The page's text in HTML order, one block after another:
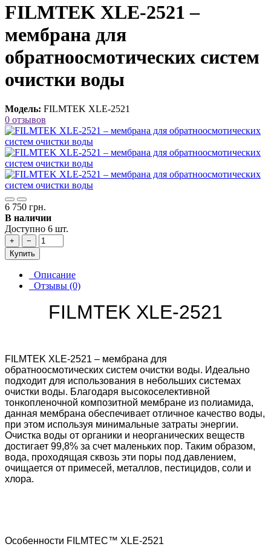
FILMTEK XLE-2521 –
мембрана для
обратноосмотических систем
очистки воды
Модель: FILMTEK XLE-2521
0 отзывов
6 750 грн.
В наличии
Доступно 6 шт.
+
−
Купить
Описание
Отзывы (0)
FILMTEK XLE-2521
FILMTEK XLE-2521 – мембрана для
обратноосмотических систем очистки воды. Идеально
подходит для использования в небольших системах
очистки воды. Благодаря высокоселективной
тонкопленочной композитной мембране из полиамида,
данная мембрана обеспечивает отличное качество воды,
при этом используя минимальные затраты энергии.
Очистка воды от органики и неорганических веществ
достигает 99,8% за счет маленьких пор. Таким образом,
вода, проходящая сквозь эти поры под давлением,
очищается от примесей, металлов, пестицидов, соли и
хлора.
Особенности FILMTEC™ XLE-2521